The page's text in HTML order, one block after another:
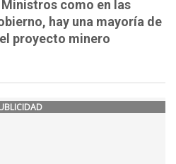
como en las
hay una mayoría de
proyecto minero